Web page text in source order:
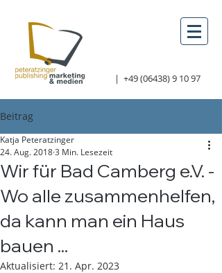
| +49 (06438) 9 10 97
Beitrag
Wir für Bad Camberg e.V. -
Wo alle zusammenhelfen,
da kann man ein Haus
bauen ...
Katja Peteratzinger
24. Aug. 20183 Min. Lesezeit
Aktualisiert: 21. Apr. 2023